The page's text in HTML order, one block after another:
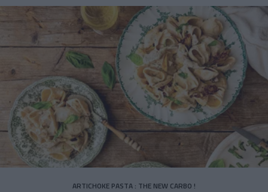
ARTICHOKE PASTA : THE NEW CARBO !